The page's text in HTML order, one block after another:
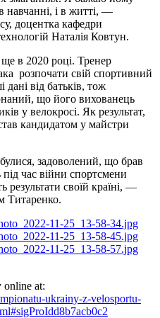
навчанні, і в житті, —
доцентка кафедри
Наталія Ковтун.
в 2020 році. Тренер
розпочати свій спортивний
від батьків, тож
що його вихованець
у велокросі. Як результат,
кандидатом у майстри
задоволений, що брав
час війни спортсмени
результати своїй країні, —
Титаренко.
online at:
ukrainy-z-velosportu-